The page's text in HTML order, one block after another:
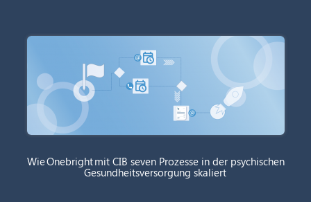
Wie Onebright mit CIB seven Prozesse in der psychischen
Gesundheitsversorgung skaliert